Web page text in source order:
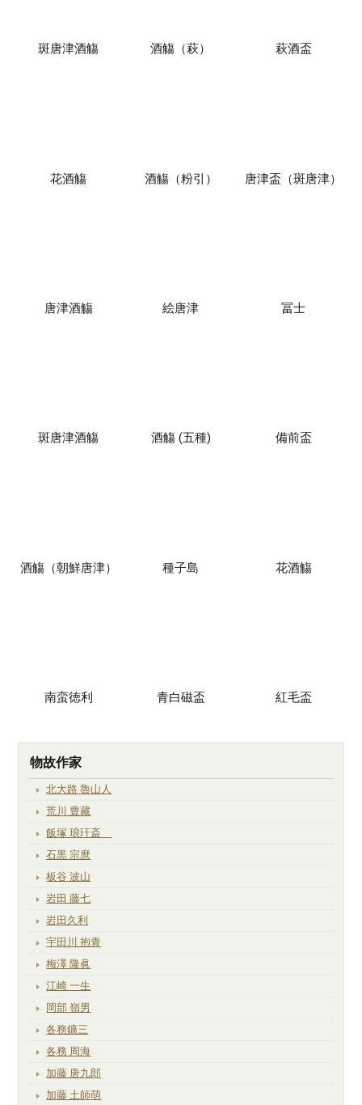
斑唐津酒觴 酒觴（萩） 萩酒盃
花酒觴 酒觴（粉引） 唐津盃（斑唐津）
唐津酒觴 絵唐津 冨士
斑唐津酒觴 酒觴 (五種) 備前盃
酒觴（朝鮮唐津） 種子島 花酒觴
南蛮徳利 青白磁盃 紅毛盃
物故作家
北大路 魯山人
荒川 豊藏
飯塚 琅玕斎
石黒 宗麿
板谷 波山
岩田 藤七
岩田久利
宇田川 抱青
梅澤 隆眞
江崎 一生
岡部 嶺男
各務鑛三
各務 周海
加藤 唐九郎
加藤 土師萌